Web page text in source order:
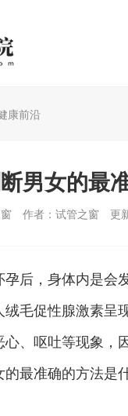
康前沿
男女的最
作者：试管之窗 更
，身体内是会发
绒毛促性腺激素呈
心、呕吐等现象，
最准确的方法是